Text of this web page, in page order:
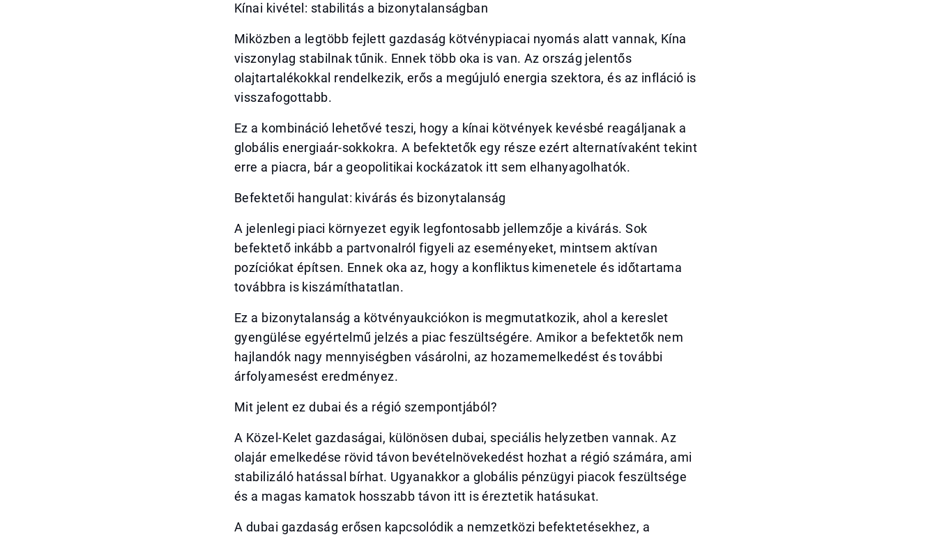
Kínai kivétel: stabilitás a bizonytalanságban
Miközben a legtöbb fejlett gazdaság kötvénypiacai nyomás alatt vannak, Kína
viszonylag stabilnak tűnik. Ennek több oka is van. Az ország jelentős
olajtartalékokkal rendelkezik, erős a megújuló energia szektora, és az infláció is
visszafogottabb.
Ez a kombináció lehetővé teszi, hogy a kínai kötvények kevésbé reagáljanak a
globális energiaár-sokkokra. A befektetők egy része ezért alternatívaként tekint
erre a piacra, bár a geopolitikai kockázatok itt sem elhanyagolhatók.
Befektetői hangulat: kivárás és bizonytalanság
A jelenlegi piaci környezet egyik legfontosabb jellemzője a kivárás. Sok
befektető inkább a partvonalról figyeli az eseményeket, mintsem aktívan
pozíciókat építsen. Ennek oka az, hogy a konfliktus kimenetele és időtartama
továbbra is kiszámíthatatlan.
Ez a bizonytalanság a kötvényaukciókon is megmutatkozik, ahol a kereslet
gyengülése egyértelmű jelzés a piac feszültségére. Amikor a befektetők nem
hajlandók nagy mennyiségben vásárolni, az hozamemelkedést és további
árfolyamesést eredményez.
Mit jelent ez dubai és a régió szempontjából?
A Közel-Kelet gazdaságai, különösen dubai, speciális helyzetben vannak. Az
olajár emelkedése rövid távon bevételnövekedést hozhat a régió számára, ami
stabilizáló hatással bírhat. Ugyanakkor a globális pénzügyi piacok feszültsége
és a magas kamatok hosszabb távon itt is éreztetik hatásukat.
A dubai gazdaság erősen kapcsolódik a nemzetközi befektetésekhez, a